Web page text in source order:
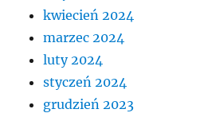
kwiecień 2024
marzec 2024
luty 2024
styczeń 2024
grudzień 2023